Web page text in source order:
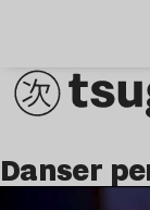
Indie
danser